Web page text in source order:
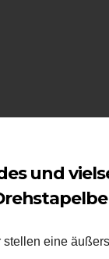
und
stellen eine